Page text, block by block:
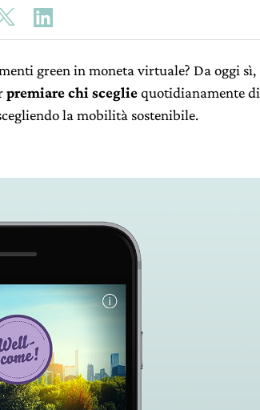
green in moneta virtuale? Da oggi sì,
premiare chi scegliequotidianamente di
la mobilità sostenibile.